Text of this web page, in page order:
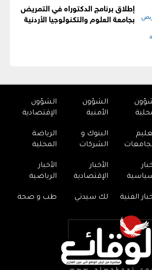
إطلاق برنامج الدكتوراه في التمريض
بجامعة العلوم والتكنولوجيا الأردنية
الشؤون
الأمنية
الشؤون
الإقتصادية
البنوك و
الشركات
الرياضة
المحلية
الأخبار
الإقتصادية
الأخبار
الرياضية
الفنية لك سيدتي طب و صحة